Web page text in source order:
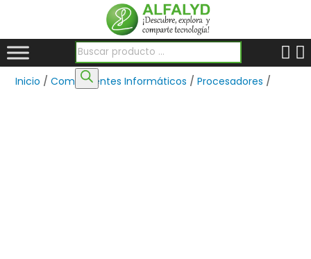
Búsqueda de productos
Inicio /Componentes Informáticos /Procesadores /